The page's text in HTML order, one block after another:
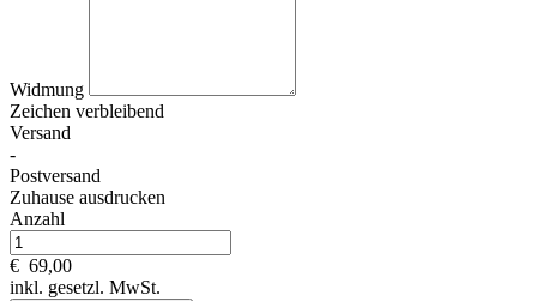
Widmung
Zeichen verbleibend
Versand
-
Postversand
Zuhause ausdrucken
Anzahl
€ 69,00
inkl. gesetzl. MwSt.